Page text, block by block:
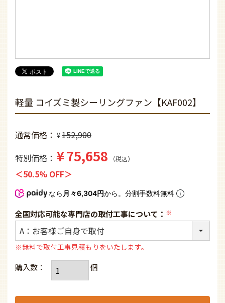
軽量 コイズミ製シーリングファン【KAF002】
通常価格 ¥152,900
特別価格
¥75,658 税込
50.5% OFF
なら 月々6,304円から。分割手数料無料
全国対応可能な専門店の取付工事について：
(必
※無料で取付工事見積もりをいたします。